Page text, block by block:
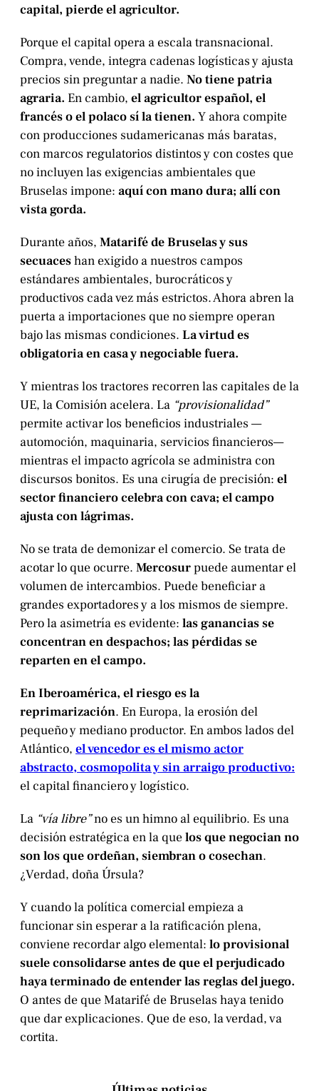
capital, pierde el agricultor.
Porque el capital opera a escala transnacional.
Compra, vende, integra cadenas logísticas y ajusta
precios sin preguntar a nadie. No tiene patria
agraria. En cambio, el agricultor español, el
francés o el polaco sí la tienen. Y ahora compite
con producciones sudamericanas más baratas,
con marcos regulatorios distintos y con costes que
no incluyen las exigencias ambientales que
Bruselas impone: aquí con mano dura; allí con
vista gorda.
Durante años, Matarifé de Bruselas y sus
secuaceshan exigido a nuestros campos
estándares ambientales, burocráticos y
productivos cada vez más estrictos. Ahora abren la
puerta a importaciones que no siempre operan
bajo las mismas condiciones. La virtud es
obligatoria en casa y negociable fuera.
Y mientras los tractores recorren las capitales de la
UE, la Comisión acelera. La “provisionalidad”
permite activar los beneficios industriales —
automoción, maquinaria, servicios financieros—
mientras el impacto agrícola se administra con
discursos bonitos. Es una cirugía de precisión: el
sector financiero celebra con cava; el campo
ajusta con lágrimas.
No se trata de demonizar el comercio. Se trata de
acotar lo que ocurre. Mercosurpuede aumentar el
volumen de intercambios. Puede beneficiar a
grandes exportadores y a los mismos de siempre.
Pero la asimetría es evidente: las ganancias se
concentran en despachos; las pérdidas se
reparten en el campo.
En Iberoamérica, el riesgo es la
reprimarización. En Europa, la erosión del
pequeño y mediano productor. En ambos lados del
Atlántico, el vencedor es el mismo actor
abstracto, cosmopolita y sin arraigo productivo:
el capital financiero y logístico.
La “vía libre”no es un himno al equilibrio. Es una
decisión estratégica en la quelos que negocian no
son los que ordeñan, siembran o cosechan.
¿Verdad, doña Úrsula?
Y cuando la política comercial empieza a
funcionar sin esperar a la ratificación plena,
conviene recordar algo elemental: lo provisional
suele consolidarse antes de que el perjudicado
haya terminado de entender las reglas del juego.
O antes de que Matarifé de Bruselas haya tenido
que dar explicaciones. Que de eso, la verdad, va
cortita.